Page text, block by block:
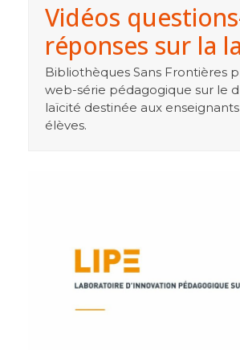
Vidéos
réponses sur la
Bibliothèques Sans Frontières
web-série pédagogique sur le
laïcité destinée aux
élèves.